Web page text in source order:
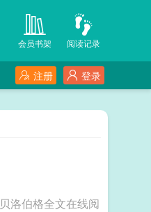
阅读记录
会员书架
登录
注册
洛伯格全文在线阅